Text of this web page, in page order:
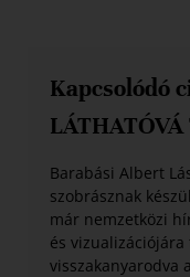
Kapcsolódó
LÁTHATÓVÁ
Barabási Albert
szobrásznak
már nemzetközi
és
visszakanyarodva